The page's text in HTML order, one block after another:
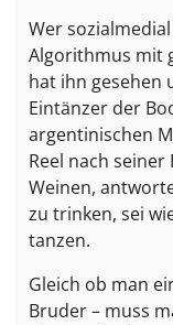
Wer
Algorithmus mit
hat ihn gesehen
Eintänzer der
argentinischen
Reel nach
Weinen,
zu trinken, sei
tanzen.
Gleich ob man
Bruder – muss